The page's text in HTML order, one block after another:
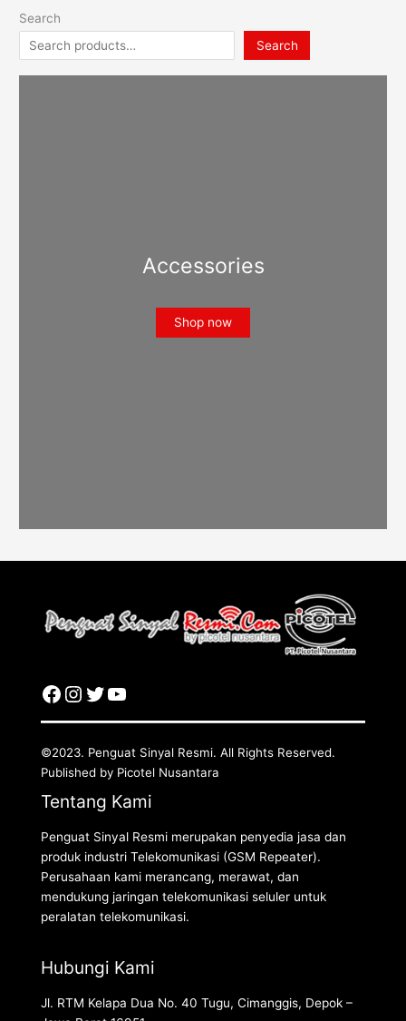
Search
Search
Accessories
Shop now
©2023. Penguat Sinyal Resmi. All Rights Reserved.
Published by Picotel Nusantara
Tentang Kami
Penguat Sinyal Resmi merupakan penyedia jasa dan
produk industri Telekomunikasi (GSM Repeater).
Perusahaan kami merancang, merawat, dan
mendukung jaringan telekomunikasi seluler untuk
peralatan telekomunikasi.
Hubungi Kami
Jl. RTM Kelapa Dua No. 40 Tugu, Cimanggis, Depok –